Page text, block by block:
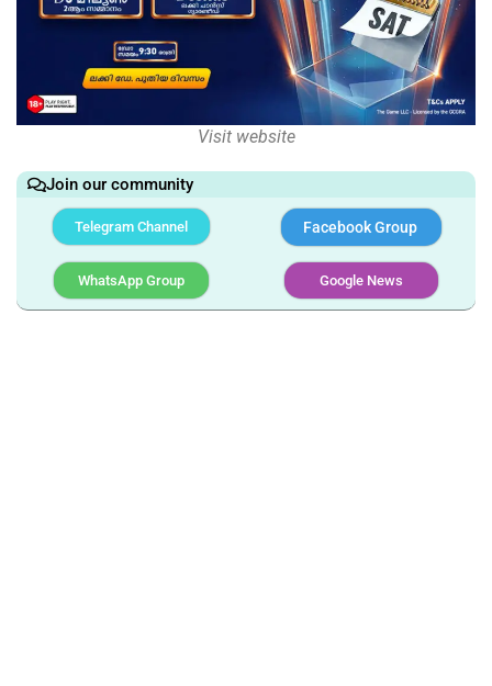
Visit website
Join our community
Telegram Channel Facebook Group
WhatsApp Group Google News